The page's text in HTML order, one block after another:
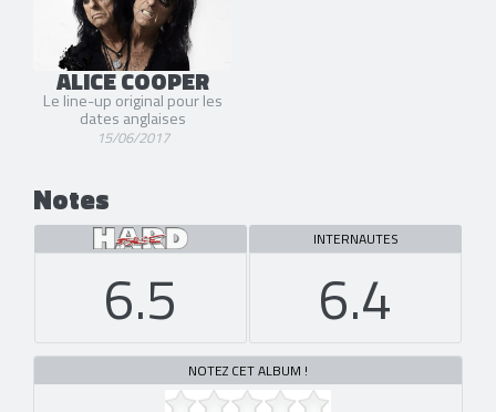
ALICE COOPER
Le line-up original pour les
dates anglaises
15/06/2017
Notes
6.5
INTERNAUTES
6.4
NOTEZ CET ALBUM !